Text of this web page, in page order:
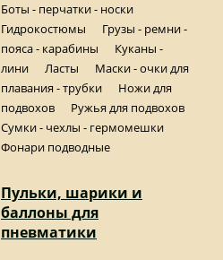
Боты - перчатки - носки
Гидрокостюмы
Грузы - ремни -
пояса - карабины
Куканы -
лини
Ласты
Маски - очки для
плавания - трубки
Ножи для
подвохов
Ружья для подвохов
Сумки - чехлы - гермомешки
Фонари подводные
Пульки, шарики и
баллоны для
пневматики